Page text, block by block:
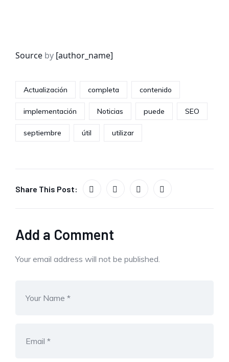
Source by [author_name]
Actualización completa contenido
implementación Noticias puede SEO
septiembre útil utilizar
Share This Post:
Add a Comment
Your email address will not be published.